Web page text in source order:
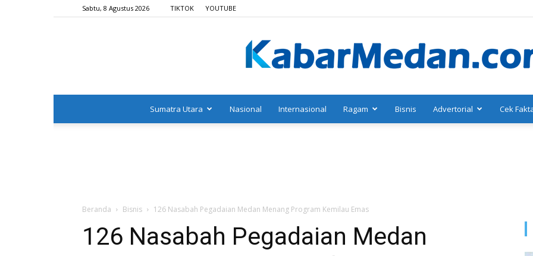
Sabtu, 8 Agustus 2026 TIKTOK YOUTUBE
Sumatra Utara Nasional Internasional Ragam Bisnis Advertorial Cek
Beranda Bisnis 126 Nasabah Pegadaian Medan Menang Program Kemilau Emas
126 Nasabah Pegadaian Medan